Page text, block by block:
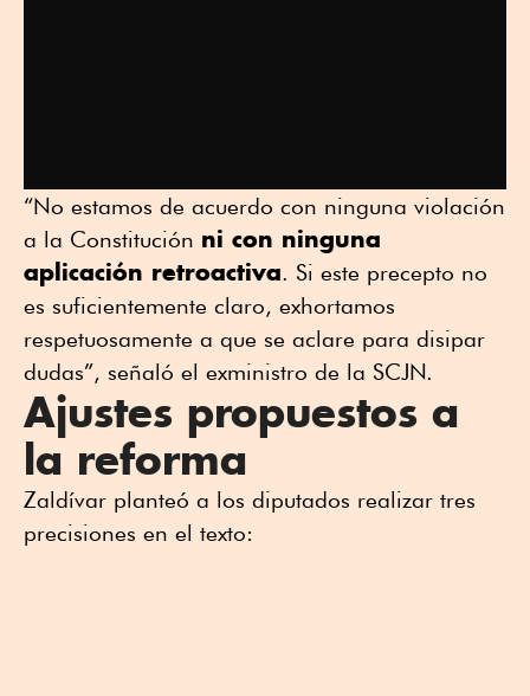
“No estamos de acuerdo con ninguna violación
a la Constitución ni con ninguna
aplicación retroactiva. Si este precepto no
es suficientemente claro, exhortamos
respetuosamente a que se aclare para disipar
dudas”, señaló el exministro de la SCJN.
Ajustes propuestos a
la reforma
Zaldívar planteó a los diputados realizar tres
precisiones en el texto: